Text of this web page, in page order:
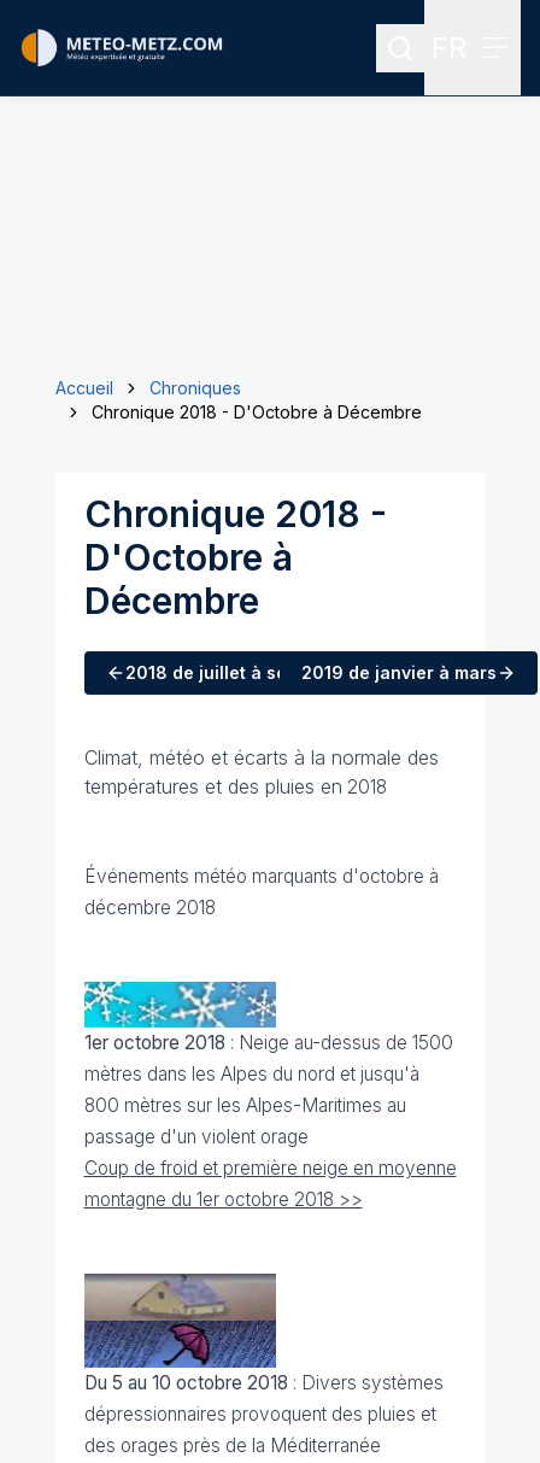
Rechercher
Accueil
Chroniques
Chronique 2018 - D'Octobre à Décembre
Chronique 2018 -
D'Octobre à
Décembre
2018 de juillet à septembre
2019 de janvier à mars
Climat, météo et écarts à la normale des
températures et des pluies en 2018
Événements météo marquants d'octobre à
décembre 2018
1er octobre 2018 : Neige au-dessus de 1500
mètres dans les Alpes du nord et jusqu'à
800 mètres sur les Alpes-Maritimes au
passage d'un violent orage
Coup de froid et première neige en moyenne
montagne du 1er octobre 2018 >>
Du 5 au 10 octobre 2018 : Divers systèmes
dépressionnaires provoquent des pluies et
des orages près de la Méditerranée